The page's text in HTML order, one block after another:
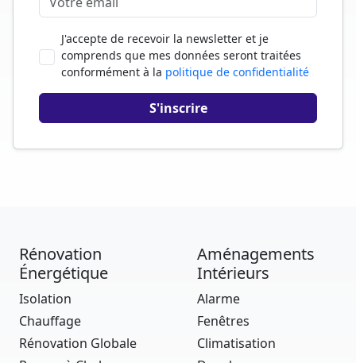
J'accepte de recevoir la newsletter et je
comprends que mes données seront traitées
conformément à la politique de confidentialité
Rénovation
Énergétique
Isolation
Chauffage
Rénovation Globale
Aménagements
Intérieurs
Alarme
Fenêtres
Climatisation